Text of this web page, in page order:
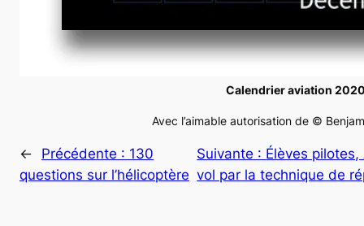
Calendrier aviation
Avec l’aimable autorisation de ©
← Précédente : 130
questions sur l’hélicoptère
Suivante : Élèves pilotes,
vol par la technique de